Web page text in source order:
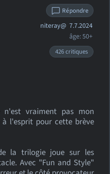
Répondre
niteray@ 7.7.2024
âge: 50+
426 critiques
n'est vraiment pas mon
à l'esprit pour cette brève
la trilogie joue sur les
Avec "Fun and Style"